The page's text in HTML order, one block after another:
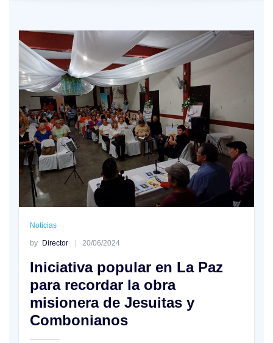
Noticias
by Director 20/06/2024
Iniciativa popular en La Paz
para recordar la obra
misionera de Jesuitas y
Combonianos